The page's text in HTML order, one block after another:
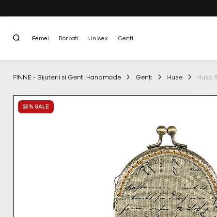
Femei Barbati Unisex Genti
FINNE - Bijuterii si Genti Handmade Genți Huse Husa
25 % SALE